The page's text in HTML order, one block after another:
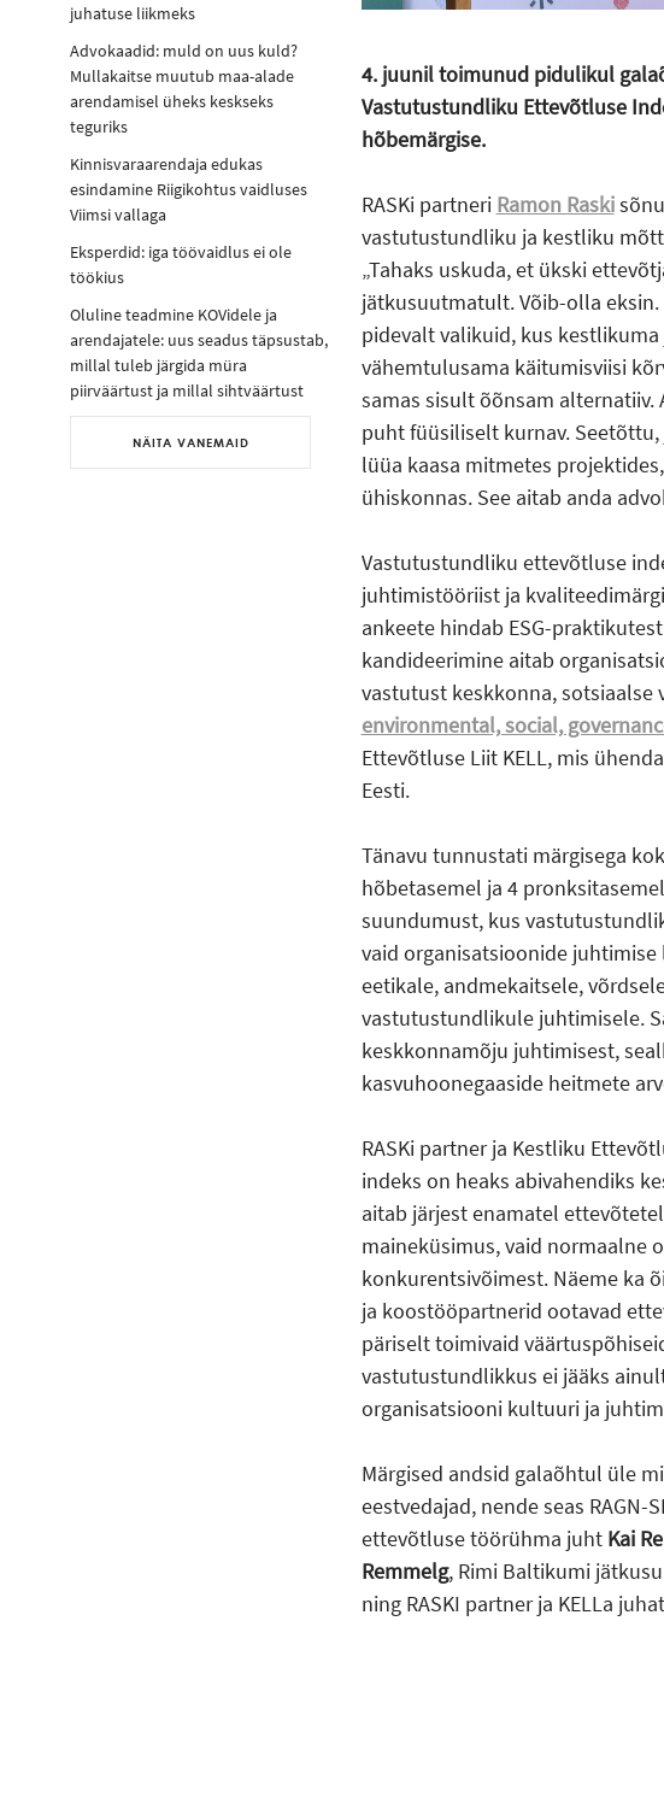
juhatuse liikmeks
Advokaadid: muld on uus kuld?
Mullakaitse muutub maa-alade
arendamisel üheks keskseks
teguriks
Kinnisvaraarendaja edukas
esindamine Riigikohtus vaidluses
Viimsi vallaga
Eksperdid: iga töövaidlus ei ole
töökius
Oluline teadmine KOVidele ja
arendajatele: uus seadus täpsustab,
millal tuleb järgida müra
piirväärtust ja millal sihtväärtust
NÄITA VANEMAID
4. juunil toimunud pidulikul
Vastutustundliku Ettevõtluse
hõbemärgise.
RASKi partneri Ramon Raski
vastutustundliku ja kestliku
Tahaks uskuda, et ükski
jätkusuutmatult. Võib-olla
pidevalt valikuid, kus
vähemtulusama käitumisviisi
samas sisult õõnsam
puht füüsiliselt kurnav.
lüüa kaasa mitmetes
ühiskonnas. See aitab anda
Vastutustundliku ettevõtluse
juhtimistööriist ja
ankeete hindab ESG-
kandideerimine aitab
vastutust keskkonna, sotsiaalse
environmental, social,
Ettevõtluse Liit KELL, mis
Eesti.
Tänavu tunnustati märgisega
hõbetasemel ja 4
suundumust, kus
vaid organisatsioonide
eetikale, andmekaitsele,
vastutustundlikule juhtimisele.
keskkonnamõju juhtimisest,
kasvuhoonegaaside heitmete
RASKi partner ja Kestliku
indeks on heaks abivahendiks
aitab järjest enamatel
maineküsimus, vaid normaalne
konkurentsivõimest. Näeme ka
ja koostööpartnerid ootavad
päriselt toimivaid
vastutustundlikkus ei jääks
organisatsiooni kultuuri ja
Märgised andsid galaõhtul üle
eestvedajad, nende seas RAGN-
ettevõtluse töörühma juht Kai
Remmelg, Rimi Baltikumi
ning RASKI partner ja KELLa